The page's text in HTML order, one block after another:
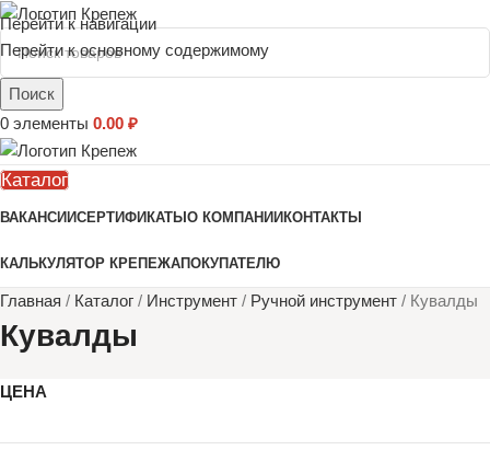
Перейти к навигации
Перейти к основному содержимому
Поиск
0 элементы 0.00 ₽
Каталог
ВАКАНСИИСЕРТИФИКАТЫ О КОМПАНИИ КОНТАКТЫ
КАЛЬКУЛЯТОР КРЕПЕЖАПОКУПАТЕЛЮ
Главная / Каталог / Инструмент / Ручной инструмент / Кувалды
Кувалды
ЦЕНА